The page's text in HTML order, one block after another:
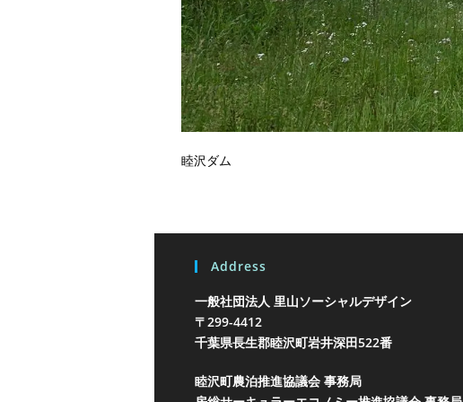
睦沢ダム
Address
一般社団法人 里山ソーシャルデザイン
〒299-4412
千葉県長生郡睦沢町岩井深田522番
睦沢町農泊推進協議会 事務局